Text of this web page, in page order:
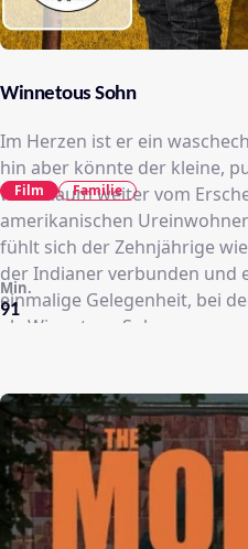
Winnetous Sohn
Im Herzen ist er ein
hin aber könnte der kleine,
wohl kaum weiter vom
amerikanischen
fühlt sich der Zehnjährige
der Indianer verbunden und
einmalige Gelegenheit, bei
als Winnetous Sohn
Er weiß, welche Chance sich
Aufführung könnte der
nacheifern und allen zeigen,
Max nötig, denn sein Leben
Torsten ist zwar ein toller
Tagträumer, der die Dinge
91
Min.
Film Familie